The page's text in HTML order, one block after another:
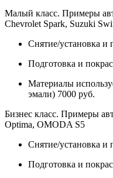
Малый класс. Примеры
Chevrolet Spark, Suzuki
Снятие/установка и
Подготовка и
Материалы
эмали) 7000 руб.
Бизнес класс. Примеры
Optima, OMODA S5
Снятие/установка и
Подготовка и